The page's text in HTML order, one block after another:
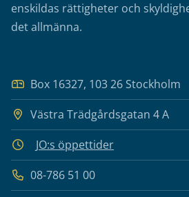
enskildas rättigheter och
det allmänna.
Box 16327, 103 26 Stockholm
Västra Trädgårdsgatan 4 A
JO:s öppettider
08-786 51 00